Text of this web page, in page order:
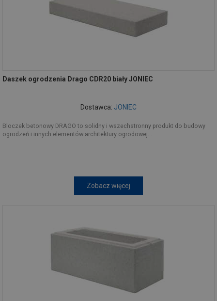
Daszek ogrodzenia Drago CDR20 biały JONIEC
Dostawca: JONIEC
Bloczek betonowy DRAGO to solidny i wszechstronny produkt do budowy
ogrodzeń i innych elementów architektury ogrodowej...
Zobacz więcej